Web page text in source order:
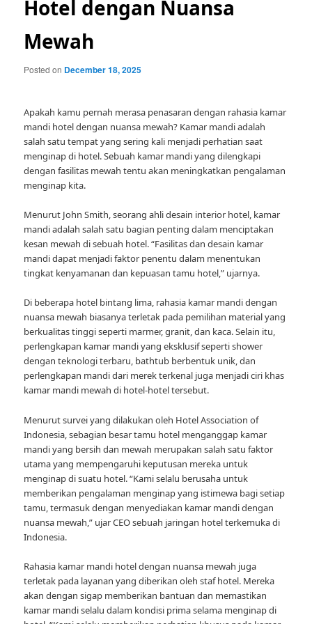
Hotel dengan Nuansa
Mewah
Posted on December 18, 2025
Apakah kamu pernah merasa penasaran dengan rahasia kamar
mandi hotel dengan nuansa mewah? Kamar mandi adalah
salah satu tempat yang sering kali menjadi perhatian saat
menginap di hotel. Sebuah kamar mandi yang dilengkapi
dengan fasilitas mewah tentu akan meningkatkan pengalaman
menginap kita.
Menurut John Smith, seorang ahli desain interior hotel, kamar
mandi adalah salah satu bagian penting dalam menciptakan
kesan mewah di sebuah hotel. “Fasilitas dan desain kamar
mandi dapat menjadi faktor penentu dalam menentukan
tingkat kenyamanan dan kepuasan tamu hotel,” ujarnya.
Di beberapa hotel bintang lima, rahasia kamar mandi dengan
nuansa mewah biasanya terletak pada pemilihan material yang
berkualitas tinggi seperti marmer, granit, dan kaca. Selain itu,
perlengkapan kamar mandi yang eksklusif seperti shower
dengan teknologi terbaru, bathtub berbentuk unik, dan
perlengkapan mandi dari merek terkenal juga menjadi ciri khas
kamar mandi mewah di hotel-hotel tersebut.
Menurut survei yang dilakukan oleh Hotel Association of
Indonesia, sebagian besar tamu hotel menganggap kamar
mandi yang bersih dan mewah merupakan salah satu faktor
utama yang mempengaruhi keputusan mereka untuk
menginap di suatu hotel. “Kami selalu berusaha untuk
memberikan pengalaman menginap yang istimewa bagi setiap
tamu, termasuk dengan menyediakan kamar mandi dengan
nuansa mewah,” ujar CEO sebuah jaringan hotel terkemuka di
Indonesia.
Rahasia kamar mandi hotel dengan nuansa mewah juga
terletak pada layanan yang diberikan oleh staf hotel. Mereka
akan dengan sigap memberikan bantuan dan memastikan
kamar mandi selalu dalam kondisi prima selama menginap di